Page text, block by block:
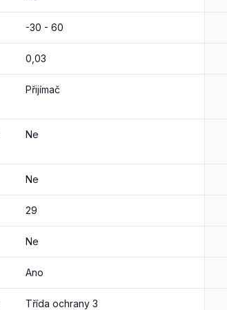
-30 - 60
0,03
Přijímač
Ne
Ne
29
Ne
Ano
Třída ochrany 3